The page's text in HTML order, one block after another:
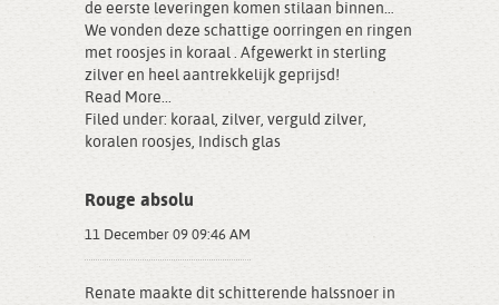
de eerste leveringen komen stilaan binnen…
We vonden deze schattige oorringen en ringen
met roosjes in koraal . Afgewerkt in sterling
zilver en heel aantrekkelijk geprijsd!
Read More...
Filed under: koraal, zilver, verguld zilver,
koralen roosjes, Indisch glas
Rouge absolu
11 December 09 09:46 AM
Renate maakte dit schitterende halssnoer in